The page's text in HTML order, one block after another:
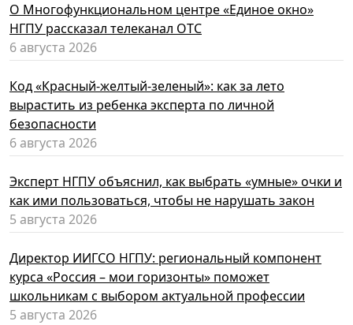
О Многофункциональном центре «Единое окно»
НГПУ рассказал телеканал ОТС
6 августа 2026
Код «Красный-желтый-зеленый»: как за лето
вырастить из ребенка эксперта по личной
безопасности
6 августа 2026
Эксперт НГПУ объяснил, как выбрать «умные» очки и
как ими пользоваться, чтобы не нарушать закон
5 августа 2026
Директор ИИГСО НГПУ: региональный компонент
курса «Россия – мои горизонты» поможет
школьникам с выбором актуальной профессии
5 августа 2026